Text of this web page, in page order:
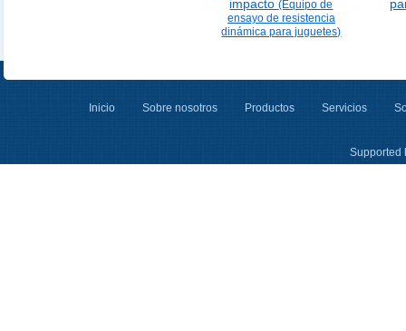
impacto(Equipo de
ensayo de resistencia
dinámica para juguetes)
Inicio Sobre nosotros Productos Servicios
Supported